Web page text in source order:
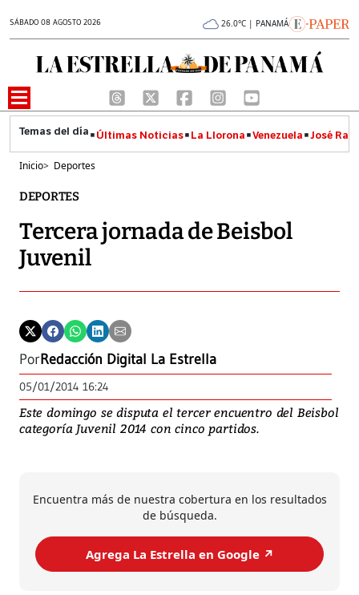
SÁBADO 08 AGOSTO 2026 26.0°C | PANAMÁ
Últimas Noticias La Llorona Venezuela José
Inicio> Deportes
DEPORTES
Tercera jornada de Beisbol
Juvenil
PorRedacción Digital La Estrella
05/01/2014 16:24
Este domingo se disputa el tercer encuentro del Beisbol
categoría Juvenil 2014 con cinco partidos.
Encuentra más de nuestra cobertura en los resultados
de búsqueda.
Agrega La Estrella en Google ↗️